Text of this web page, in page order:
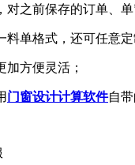
之前保存的订单、
单格式，还可任意定
方便灵活；
门窗设计计算软件自